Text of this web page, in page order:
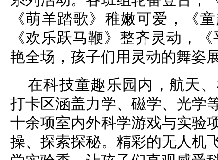
《萌羊踏歌》稚嫩可爱，《
《欢乐跃马鞭》整齐灵动，
艳全场，孩子们用灵动的舞姿
在科技童趣乐园内，航天
打卡区涵盖力学、磁学、光学
十余项室内外科学游戏与实验
操、探索探秘。精彩的无人机